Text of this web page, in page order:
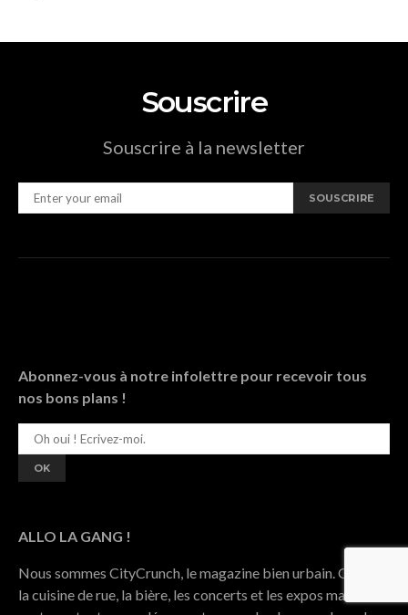
Souscrire
Souscrire à la newsletter
SOUSCRIRE
Abonnez-vous à notre infolettre pour recevoir tous
nos bons plans !
ALLO LA GANG !
Nous sommes CityCrunch, le magazine bien urbain. On aime
la cuisine de rue, la bière, les concerts et les expos mais aussi